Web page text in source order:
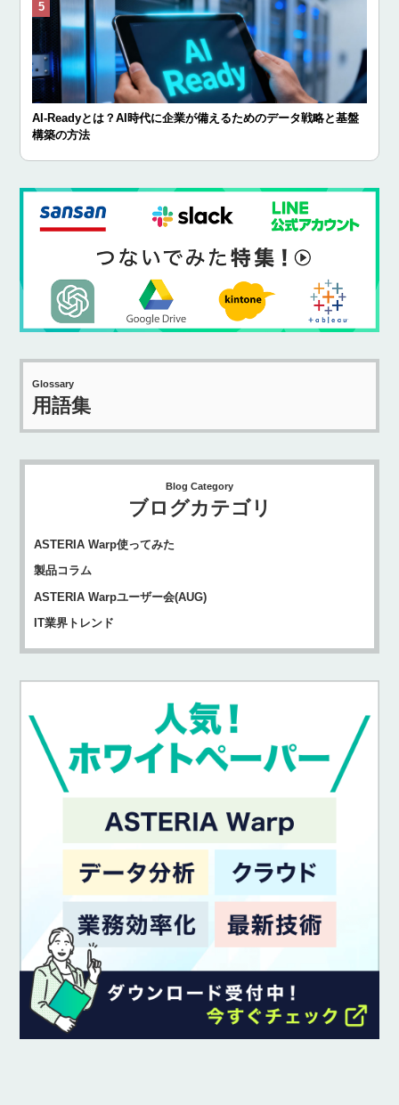
AI-Readyとは？AI時代に企業が備えるためのデータ戦略と基盤
構築の方法
Glossary
用語集
Blog Category
ブログカテゴリ
ASTERIA Warp使ってみた
製品コラム
ASTERIA Warpユーザー会(AUG)
IT業界トレンド